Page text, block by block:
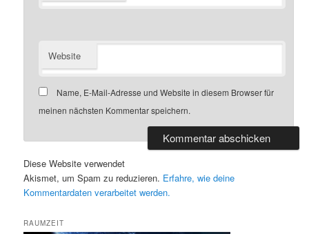
Website
Name, E-Mail-Adresse und Website in diesem Browser für
meinen nächsten Kommentar speichern.
Diese Website verwendet
Akismet, um Spam zu reduzieren. Erfahre, wie deine
Kommentardaten verarbeitet werden.
RAUMZEIT